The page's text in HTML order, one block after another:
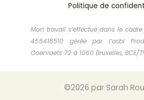
Politique de
Mon travail s’effectue dans le
455418510 gérée par l’asbl
Coenraets 72 à 1060 Bruxelles, BCE/
©2026 par Sarah